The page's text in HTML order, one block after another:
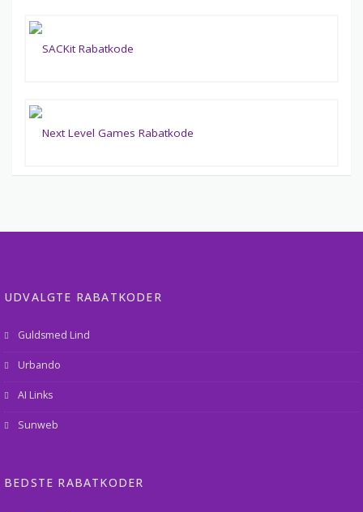
UDVALGTE RABATKODER
Guldsmed Lind
Urbando
AI Links
Sunweb
BEDSTE RABATKODER